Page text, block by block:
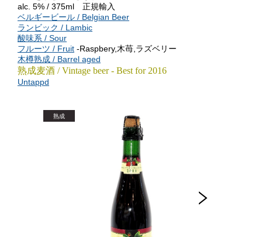
alc. 5% / 375ml 正規輸入
ベルギービール / Belgian Beer
ランビック / Lambic
酸味系 / Sour
フルーツ / Fruit -Raspbery,木苺,ラズベリー
木樽熟成 / Barrel aged
熟成麦酒 / Vintage beer - Best for 2016
Untappd